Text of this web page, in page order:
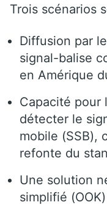
Trois scénarios
Diffusion par
signal-balise
en Amérique
Capacité pour
détecter le
mobile (SSB),
refonte du
Une solution
simplifié